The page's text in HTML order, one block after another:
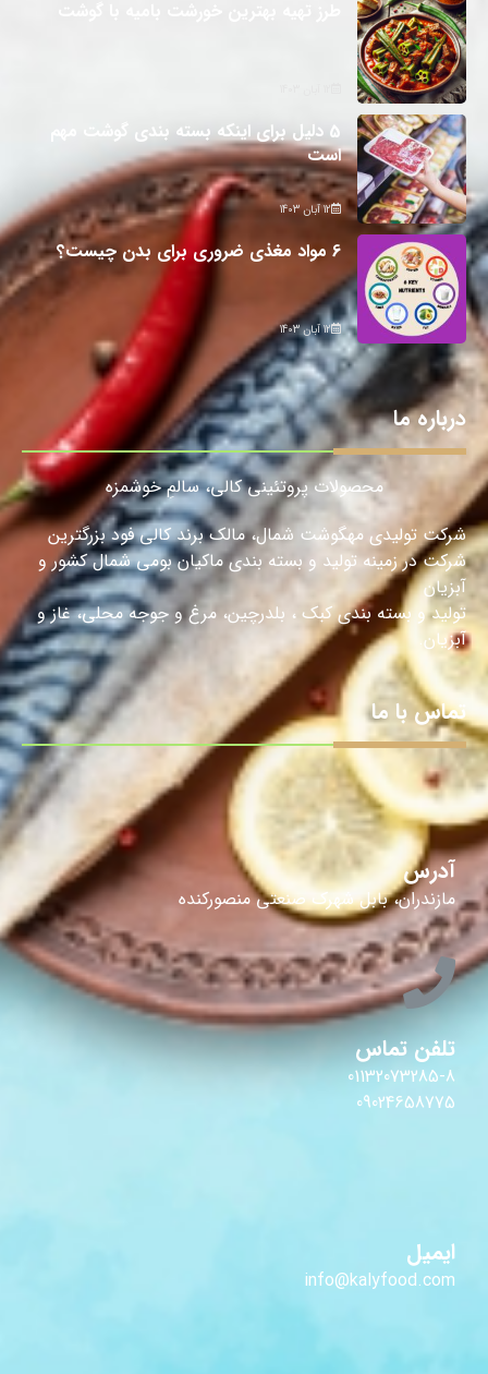
5 دلیل برای اینکه بسته بندی گوشت مهم
است
12 آبان 1403
6 مواد مغذی ضروری برای بدن چیست؟
12 آبان 1403
درباره ما
محصولات پروتئینی کالی، سالمِ خوشمزه
شرکت تولیدی مهگوشت شمال، مالک برند کالی فود بزرگترین
شرکت در زمینه تولید و بسته بندی ماکیان بومی شمال کشور و
آبزیان
تولید و بسته بندی کبک ، بلدرچین، مرغ و جوجه محلی، غاز و
آبزیان.
تماس با ما
آدرس
مازندران، بابل شهرک صنعتی منصورکنده
تلفن تماس
01132073285-8
09024658775
ایمیل
info@kalyfood.com